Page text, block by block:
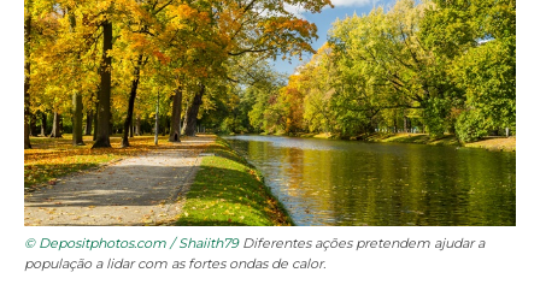
© Depositphotos.com / Shaiith79Diferentes ações pretendem ajudar a
população a lidar com as fortes ondas de calor.